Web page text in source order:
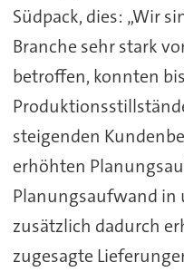
Südpack, dies: „Wir
Branche sehr stark
betroffen, konnten
steigenden
erhöhten
Planungsaufwand in
zusätzlich dadurch
zugesagte